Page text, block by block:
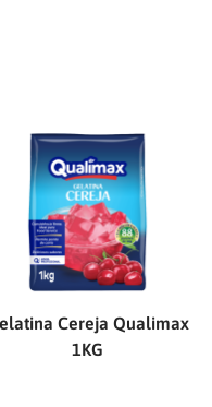
Cereja Qualimax
1KG